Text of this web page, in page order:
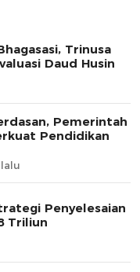
Trinusa
Daud Husin
Pemerintah
Pendidikan
Penyelesaian
Triliun